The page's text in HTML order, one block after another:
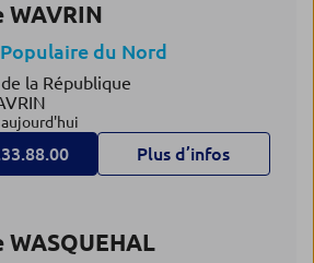
WAVRIN
du Nord
la République
Plus d’infos
WASQUEHAL